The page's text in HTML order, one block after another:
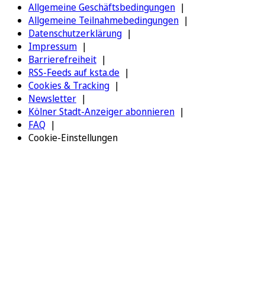
Allgemeine Geschäftsbedingungen
Allgemeine Teilnahmebedingungen
Datenschutzerklärung
Impressum
Barrierefreiheit
RSS-Feeds auf ksta.de
Cookies & Tracking
Newsletter
Kölner Stadt-Anzeiger abonnieren
FAQ
Cookie-Einstellungen